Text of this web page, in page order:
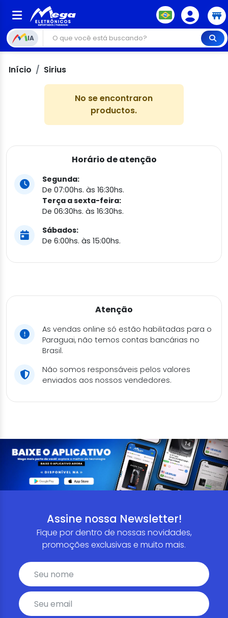
IA
Início Sirius
No se encontraron
productos.
Horário de atenção
Segunda:
De 07:00hs. às 16:30hs.
Terça a sexta-feira:
De 06:30hs. às 16:30hs.
Sábados:
De 6:00hs. às 15:00hs.
Atenção
As vendas online só estão habilitadas para o
Paraguai, não temos contas bancárias no
Brasil.
Não somos responsáveis pelos valores
enviados aos nossos vendedores.
Assine nossa Newsletter!
Fique por dentro de nossas novidades,
promoções exclusivas e muito mais.